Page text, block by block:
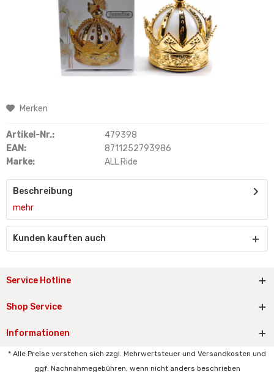
Merken
Artikel-Nr.:
479398
EAN:
8711252793986
Marke:
ALL Ride
Beschreibung
mehr
Kunden kauften auch
Service Hotline
Shop Service
Informationen
* Alle Preise verstehen sich zzgl. Mehrwertsteuer und Versandkosten und
ggf. Nachnahmegebühren, wenn nicht anders beschrieben